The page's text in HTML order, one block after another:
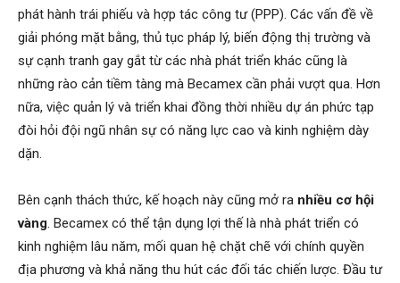
phát hành trái phiếu và hợp tác công tư (PPP). Các vấn đề về
giải phóng mặt bằng, thủ tục pháp lý, biến động thị trường và
sự cạnh tranh gay gắt từ các nhà phát triển khác cũng là
những rào cản tiềm tàng mà Becamex cần phải vượt qua. Hơn
nữa, việc quản lý và triển khai đồng thời nhiều dự án phức tạp
đòi hỏi đội ngũ nhân sự có năng lực cao và kinh nghiệm dày
dặn.
Bên cạnh thách thức, kế hoạch này cũng mở ra nhiều cơ hội
vàng. Becamex có thể tận dụng lợi thế là nhà phát triển có
kinh nghiệm lâu năm, mối quan hệ chặt chẽ với chính quyền
địa phương và khả năng thu hút các đối tác chiến lược. Đầu tư